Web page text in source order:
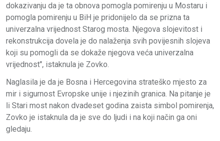
dokazivanju da je ta obnova pomogla pomirenju u Mostaru i
pomogla pomirenju u BiH je pridonijelo da se prizna ta
univerzalna vrijednost Starog mosta. Njegova slojevitost i
rekonstrukcija dovela je do nalaženja svih povijesnih slojeva
koji su pomogli da se dokaže njegova veća univerzalna
vrijednost", istaknula je Zovko.
Naglasila je da je Bosna i Hercegovina strateško mjesto za
mir i sigurnost Evropske unije i njezinih granica. Na pitanje je
li Stari most nakon dvadeset godina zaista simbol pomirenja,
Zovko je istaknula da je sve do ljudi i na koji način ga oni
gledaju.